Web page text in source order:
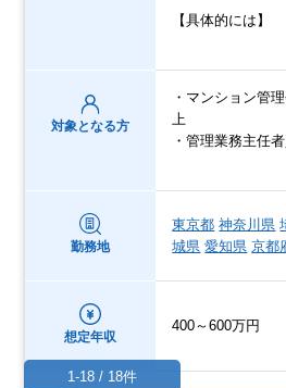
【具体的には】
対象となる方
・マンション管
上
・管理業務主任
勤務地
東京都 神奈川県
城県 愛知県 京都
想定年収
400～600万円
1-18 / 18件